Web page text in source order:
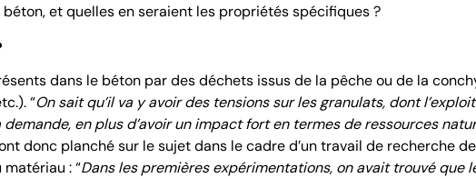
et quelles en seraient les propriétés spécifiques ?
dans le béton par des déchets issus de la pêche ou de la
“On sait qu’il va y avoir des tensions sur les granulats, dont
en plus d’avoir un impact fort en termes de ressources
donc planché sur le sujet dans le cadre d’un travail de recherche
: “Dans les premières expérimentations, on avait trouvé que